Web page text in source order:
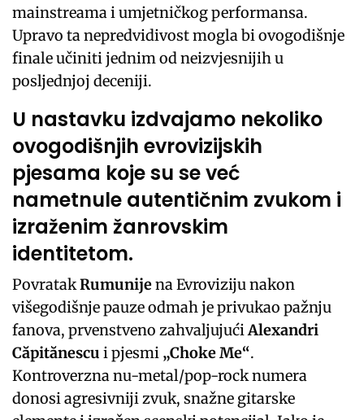
mainstreama i umjetničkog performansa.
Upravo ta nepredvidivost mogla bi ovogodišnje
finale učiniti jednim od neizvjesnijih u
posljednjoj deceniji.
U nastavku izdvajamo nekoliko
ovogodišnjih evrovizijskih
pjesama koje su se već
nametnule autentičnim zvukom i
izraženim žanrovskim
identitetom.
PovratakRumunijena Evroviziju nakon
višegodišnje pauze odmah je privukao pažnju
fanova, prvenstveno zahvaljujućiAlexandri
Căpitănescu i pjesmi „Choke Me“.
Kontroverzna nu-metal/pop-rock numera
donosi agresivniji zvuk, snažne gitarske